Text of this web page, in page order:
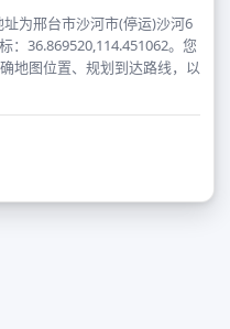
为邢台市沙河市(停运)沙河6
：36.869520,114.451062。您
地图位置、规划到达路线，以